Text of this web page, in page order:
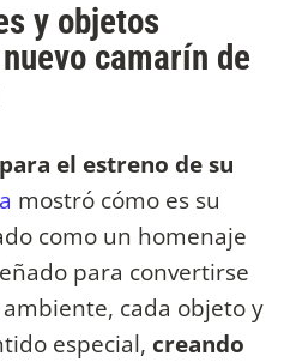
y objetos
camarín de
el estreno de su
mostró cómo es su
como un homenaje
para convertirse
cada objeto y
especial, creando